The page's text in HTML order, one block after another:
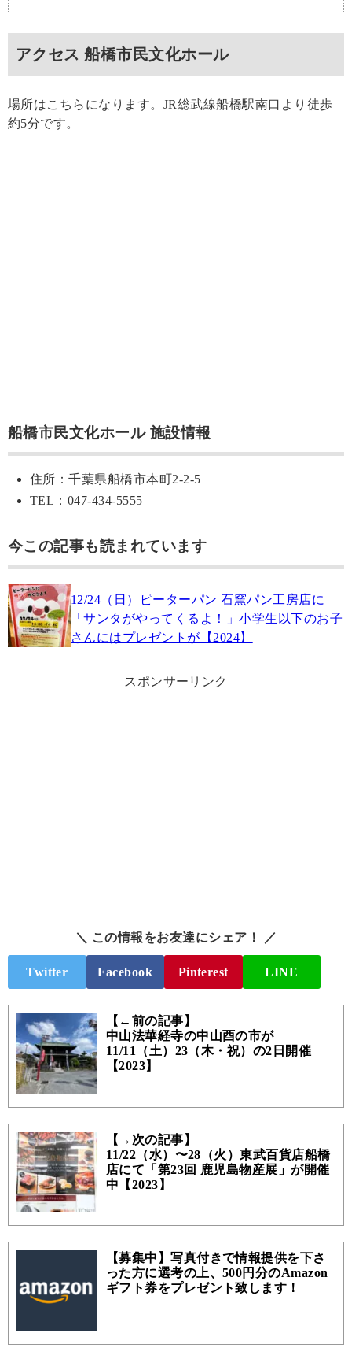
アクセス 船橋市民文化ホール
場所はこちらになります。JR総武線船橋駅南口より徒歩
約5分です。
船橋市民文化ホール 施設情報
住所：千葉県船橋市本町2-2-5
TEL：047-434-5555
今この記事も読まれています
12/24（日）ピーターパン 石窯パン工房店に
「サンタがやってくるよ！」小学生以下のお子
さんにはプレゼントが【2024】
スポンサーリンク
＼ この情報をお友達にシェア！ ／
Twitter Facebook Pinterest LINE
【←前の記事】
中山法華経寺の中山酉の市が
11/11（土）23（木・祝）の2日開催
【2023】
【→次の記事】
11/22（水）〜28（火）東武百貨店船橋
店にて「第23回 鹿児島物産展」が開催
中【2023】
【募集中】写真付きで情報提供を下さ
った方に選考の上、500円分のAmazon
ギフト券をプレゼント致します！